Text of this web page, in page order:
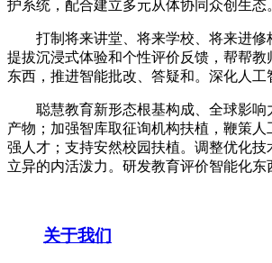
护系统，配合建立多元从体协同众创生态
打制将来讲堂、将来学校、将来进修核
提拔沉浸式体验和个性评价反馈，帮帮
东西，推进智能批改、答疑和。深化人
聪慧教育新形态根基构成、全球影响
产物；加强智库取征询机构扶植，鞭策
强人才；支持安然校园扶植。调整优化
立异的内活泼力。研发教育评价智能化东
关于我们